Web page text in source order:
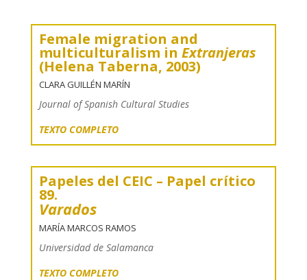
Female migration and
multiculturalism in Extranjeras
(Helena Taberna, 2003)
CLARA GUILLÉN MARÍN
Journal of Spanish Cultural Studies
TEXTO COMPLETO
Papeles del CEIC – Papel crítico
89.
Varados
MARÍA MARCOS RAMOS
Universidad de Salamanca
TEXTO COMPLETO